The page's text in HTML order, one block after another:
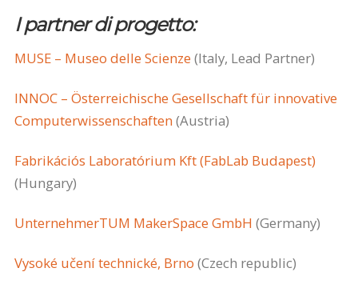
I partner di progetto:
MUSE – Museo delle Scienze (Italy, Lead Partner)
INNOC – Österreichische Gesellschaft für innovative
Computerwissenschaften(Austria)
Fabrikációs Laboratórium Kft (FabLab Budapest)
(Hungary)
UnternehmerTUM MakerSpace GmbH (Germany)
Vysoké učení technické, Brno (Czech republic)